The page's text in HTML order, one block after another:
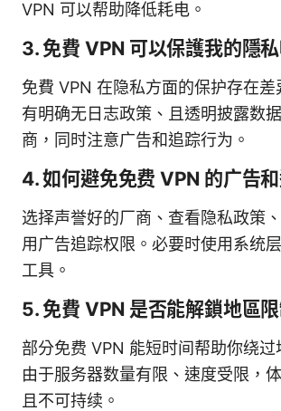
VPN 可以帮助降低耗电。
3. 免費 VPN 可以保護我的隱私
免費 VPN 在隐私方面的保护存在
有明确无日志政策、且透明披露数
商，同时注意广告和追踪行为。
4. 如何避免免费 VPN 的广告
选择声誉好的厂商、查看隐私政策
用广告追踪权限。必要时使用系统
工具。
5. 免費 VPN 是否能解鎖地區
部分免费 VPN 能短时间帮助你绕过
由于服务器数量有限、速度受限，
且不可持续。